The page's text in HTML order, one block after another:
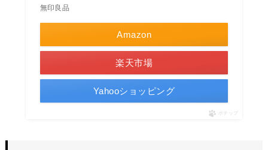
無印良品
Amazon
楽天市場
Yahooショッピング
ポチップ